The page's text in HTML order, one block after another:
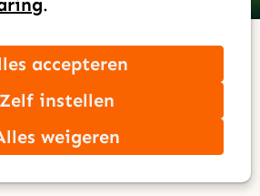
.
accepteren
Zelf instellen
weigeren
doneren?